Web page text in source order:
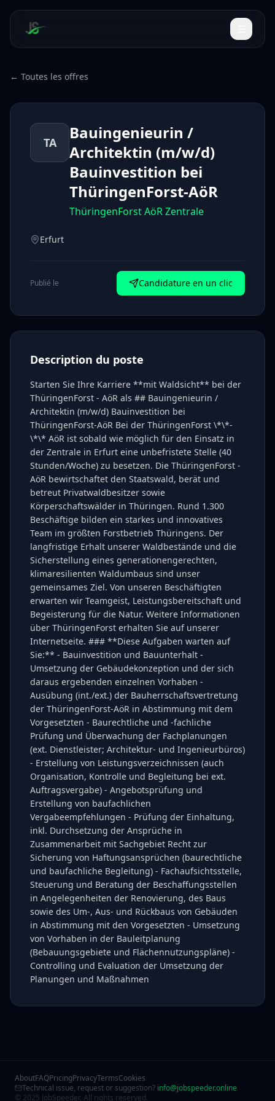
← Toutes les offres
TA
Bauingenieurin /
Architektin (m/w/d)
Bauinvestition bei
ThüringenForst-AöR
ThüringenForst AöR Zentrale
Erfurt
Publié le Candidature en un clic
Description du poste
Starten Sie Ihre Karriere **mit Waldsicht** bei der
ThüringenForst - AöR als ## Bauingenieurin /
Architektin (m/w/d) Bauinvestition bei
ThüringenForst-AöR Bei der ThüringenForst \*\*-
\*\* AöR ist sobald wie möglich für den Einsatz in
der Zentrale in Erfurt eine unbefristete Stelle (40
Stunden/Woche) zu besetzen. Die ThüringenForst -
AöR bewirtschaftet den Staatswald, berät und
betreut Privatwaldbesitzer sowie
Körperschaftswälder in Thüringen. Rund 1.300
Beschäftige bilden ein starkes und innovatives
Team im größten Forstbetrieb Thüringens. Der
langfristige Erhalt unserer Waldbestände und die
Sicherstellung eines generationengerechten,
klimaresilienten Waldumbaus sind unser
gemeinsames Ziel. Von unseren Beschäftigten
erwarten wir Teamgeist, Leistungsbereitschaft und
Begeisterung für die Natur. Weitere Informationen
über ThüringenForst erhalten Sie auf unserer
Internetseite. ### **Diese Aufgaben warten auf
Sie:** - Bauinvestition und Bauunterhalt -
Umsetzung der Gebäudekonzeption und der sich
daraus ergebenden einzelnen Vorhaben -
Ausübung (int./ext.) der Bauherrschaftsvertretung
der ThüringenForst-AöR in Abstimmung mit dem
Vorgesetzten - Baurechtliche und -fachliche
Prüfung und Überwachung der Fachplanungen
(ext. Dienstleister; Architektur- und Ingenieurbüros)
- Erstellung von Leistungsverzeichnissen (auch
Organisation, Kontrolle und Begleitung bei ext.
Auftragsvergabe) - Angebotsprüfung und
Erstellung von baufachlichen
Vergabeempfehlungen - Prüfung der Einhaltung,
inkl. Durchsetzung der Ansprüche in
Zusammenarbeit mit Sachgebiet Recht zur
Sicherung von Haftungsansprüchen (baurechtliche
und baufachliche Begleitung) - Fachaufsichtsstelle,
Steuerung und Beratung der Beschaffungsstellen
in Angelegenheiten der Renovierung, des Baus
sowie des Um-, Aus- und Rückbaus von Gebäuden
in Abstimmung mit den Vorgesetzten - Umsetzung
von Vorhaben in der Bauleitplanung
(Bebauungsgebiete und Flächennutzungspläne) -
Controlling und Evaluation der Umsetzung der
Planungen und Maßnahmen
AboutFAQPricingPrivacyTermsCookies
Technical issue, request or suggestion? info@jobspeeder.online
© 2025 JobSpeeder. All rights reserved.